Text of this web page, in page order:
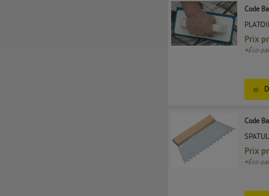
Code
Prix
+Éco-
Code
Prix
+Éco-